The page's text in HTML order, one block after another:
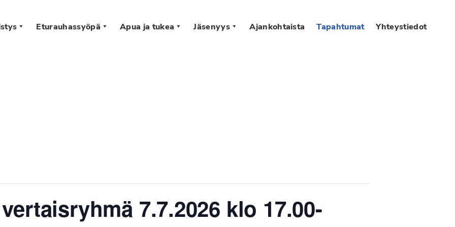
Eturauhassyöpä Apua ja tukea Jäsenyys Ajankohtaista Tapahtumat Yhteystiedot
7.7.2026 klo 17.00-